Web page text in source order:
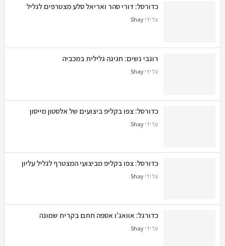
כדורסל: דורי סהר ואריאל סלע מצטרפים לגליל
על ידי Shay
רוגבי נשים: חגיגה גלילית במכביה
על ידי Shay
כדורסל: צפו בקליפ ביצועים של אלסטון מייסון
על ידי Shay
כדורסל: צפו בקליפ מביצועי המצטרף לגליל עליון
על ידי Shay
כדורגל: אוואג'ו אספה חתם בקרית שמונה
על ידי Shay